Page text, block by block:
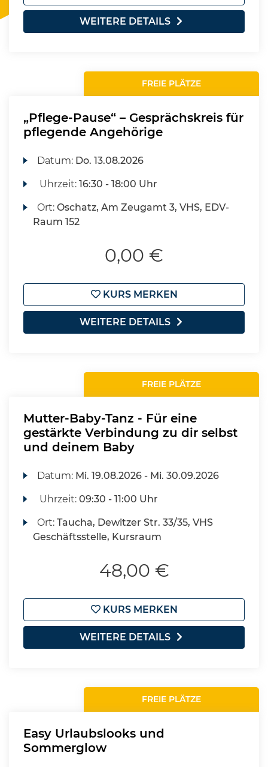
WEITERE DETAILS
FREIE PLÄTZE
„Pflege-Pause“ – Gesprächskreis für
pflegende Angehörige
Datum: Do. 13.08.2026
Uhrzeit:16:30 - 18:00 Uhr
Ort:Oschatz, Am Zeugamt 3, VHS, EDV-
Raum 152
0,00 €
KURS MERKEN
WEITERE DETAILS
FREIE PLÄTZE
Mutter-Baby-Tanz - Für eine
gestärkte Verbindung zu dir selbst
und deinem Baby
Datum: Mi. 19.08.2026 - Mi. 30.09.2026
Uhrzeit:09:30 - 11:00 Uhr
Ort:Taucha, Dewitzer Str. 33/35, VHS
Geschäftsstelle, Kursraum
48,00 €
KURS MERKEN
WEITERE DETAILS
FREIE PLÄTZE
Easy Urlaubslooks und
Sommerglow